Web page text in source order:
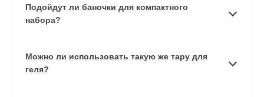
Подойдут ли баночки для компактного
набора?
Можно ли использовать такую же тару для
геля?